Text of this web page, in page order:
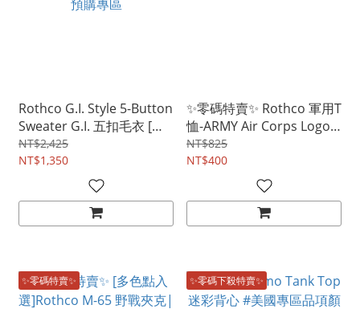
Rothco G.I. Style 5-Button
Sweater G.I. 五扣毛衣 [多
色點入選擇] #美國預購專
區
NT$2,425
NT$1,350
✨零碼特賣✨ Rothco 軍用T
恤-ARMY Air Corps Logo
(復古版)
NT$825
NT$400
✨零碼特賣✨ ✨零碼下殺特賣✨